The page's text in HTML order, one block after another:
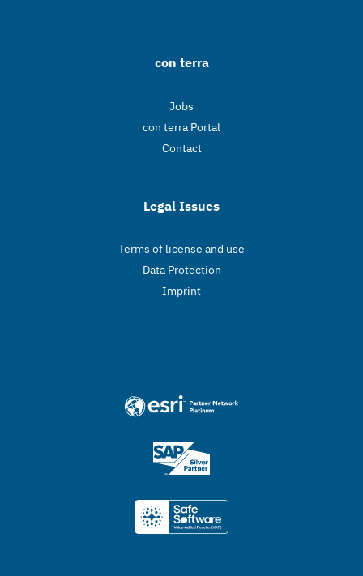
con terra
Jobs
con terra Portal
Contact
Legal Issues
Terms of license and use
Data Protection
Imprint